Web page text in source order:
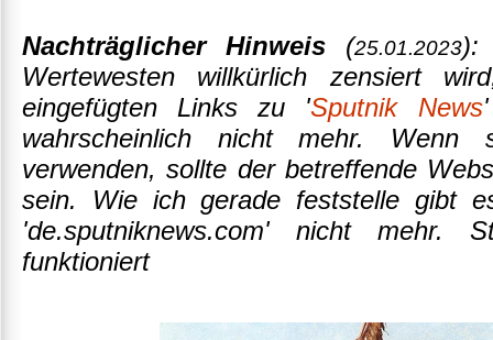
Nachträglicher Hinweis (25.01.2023):
Wertewesten willkürlich zensiert
eingefügten Links zu 'Sputnik News
wahrscheinlich nicht mehr. Wenn
verwenden, sollte der betreffende
sein. Wie ich gerade feststelle gibt
'de.sputniknews.com' nicht mehr.
funktioniert